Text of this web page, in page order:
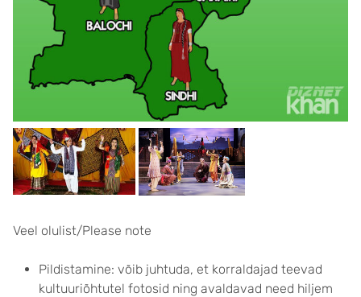
Veel olulist/Please note
Pildistamine: võib juhtuda, et korraldajad teevad
kultuuriõhtutel fotosid ning avaldavad need hiljem